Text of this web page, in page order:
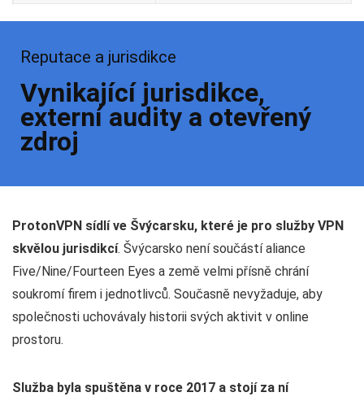
Reputace a jurisdikce
Vynikající jurisdikce,
externí audity a otevřený
zdroj
ProtonVPN sídlí ve Švýcarsku, které je pro služby VPN
skvělou jurisdikcí. Švýcarsko není součástí aliance
Five/Nine/Fourteen Eyes a země velmi přísně chrání
soukromí firem i jednotlivců. Současně nevyžaduje, aby
společnosti uchovávaly historii svých aktivit v online
prostoru.
Služba byla spuštěna v roce 2017 a stojí za ní